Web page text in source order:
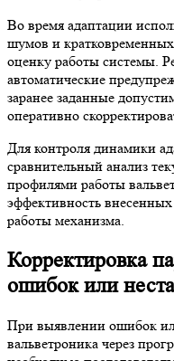
Во время адаптации
шумов и
оценку работы системы.
автоматические
заранее заданные
оперативно
Для контроля динамики
сравнительный анализ
профилями работы
эффективность
работы механизма.
Корректировка
ошибок или
При выявлении ошибок
вальветроника через